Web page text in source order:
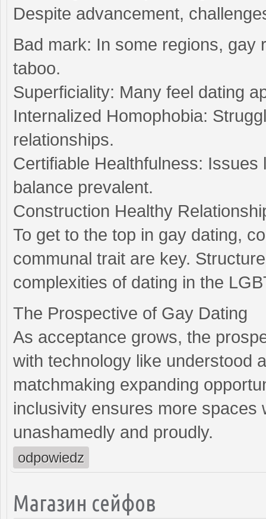
Despite advancement,
Bad mark: In some regions, gay
taboo.
Superficiality: Many feel dating
Internalized Homophobia:
relationships.
Certifiable Healthfulness:
balance prevalent.
Construction Healthy
To get to the top in gay dating,
communal trait are key.
complexities of dating in the
The Prospective of Gay Dating
As acceptance grows, the
with technology like understood
matchmaking expanding
inclusivity ensures more
unashamedly and proudly.
odpowiedz
Магазин сейфов